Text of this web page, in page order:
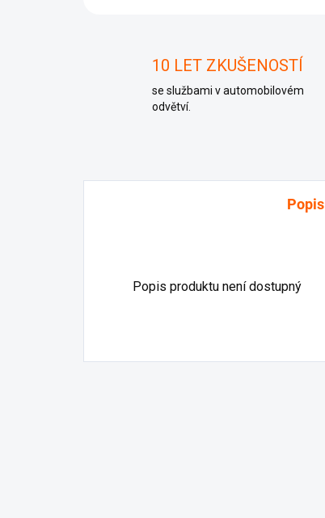
10 LET ZKUŠENOSTÍ
se službami v automobilovém
odvětví.
Popis
Popis produktu není dostupný